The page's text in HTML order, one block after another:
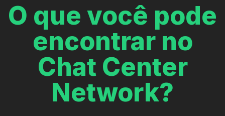
O que você pode
encontrar no
Chat Center
Network?